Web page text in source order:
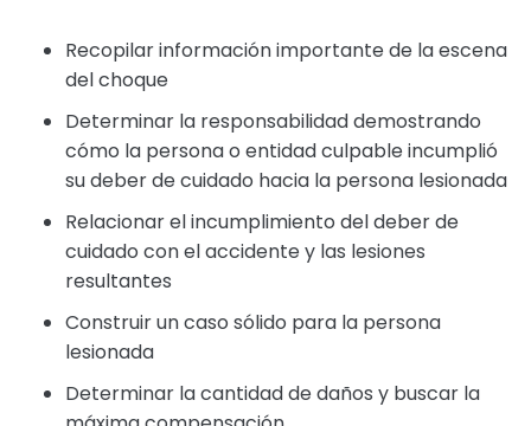
Recopilar información importante de la escena
del choque
Determinar la responsabilidad demostrando
cómo la persona o entidad culpable incumplió
su deber de cuidado hacia la persona lesionada
Relacionar el incumplimiento del deber de
cuidado con el accidente y las lesiones
resultantes
Construir un caso sólido para la persona
lesionada
Determinar la cantidad de daños y buscar la